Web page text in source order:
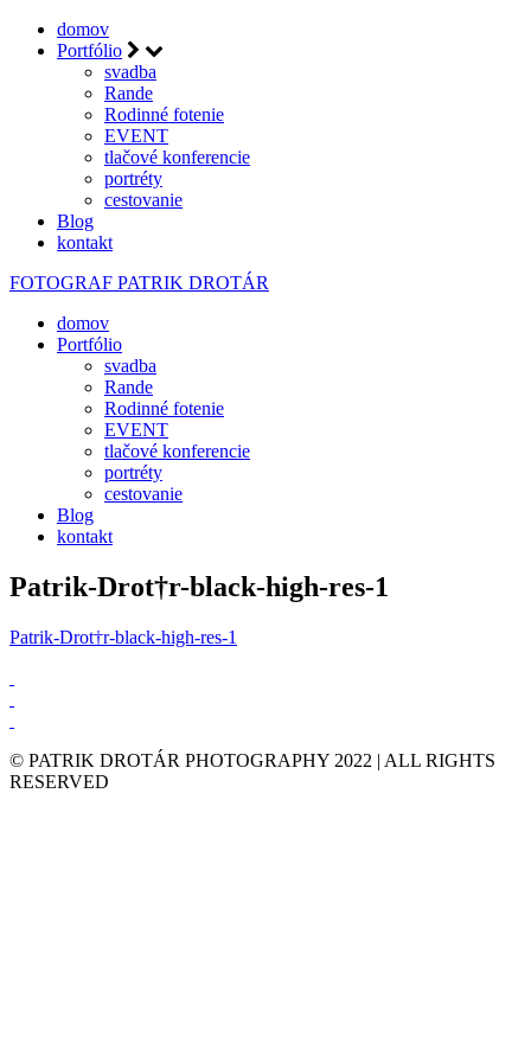
domov
Portfólio
svadba
Rande
Rodinné fotenie
EVENT
tlačové konferencie
portréty
cestovanie
Blog
kontakt
FOTOGRAF PATRIK DROTÁR
domov
Portfólio
svadba
Rande
Rodinné fotenie
EVENT
tlačové konferencie
portréty
cestovanie
Blog
kontakt
Patrik-Drot†r-black-high-res-1
Patrik-Drot†r-black-high-res-1
© PATRIK DROTÁR PHOTOGRAPHY 2022 | ALL RIGHTS
RESERVED